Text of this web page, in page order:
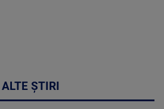
ALTE ȘTIRI